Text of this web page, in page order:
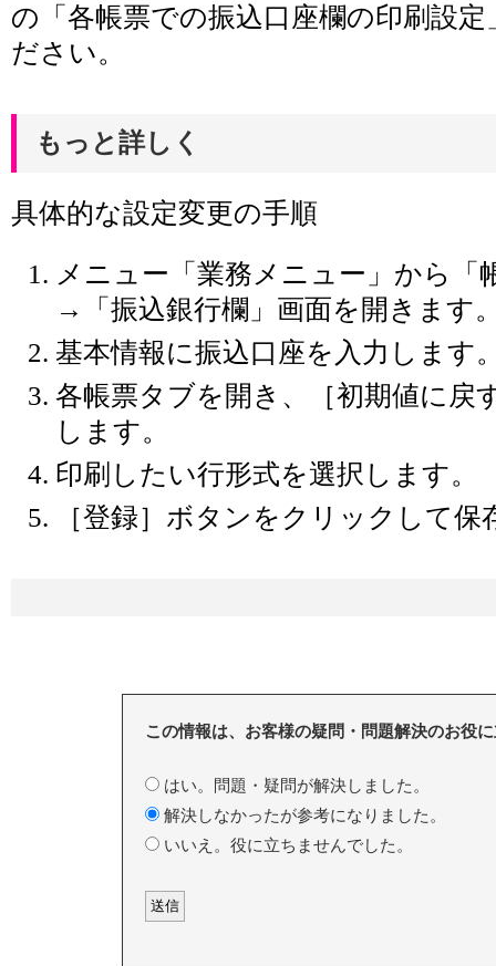
の「各帳票での振込口座欄の印刷設
ださい。
もっと詳しく
具体的な設定変更の手順
メニュー「業務メニュー」から「
→「振込銀行欄」画面を開きます
基本情報に振込口座を入力します
各帳票タブを開き、［初期値に戻
します。
印刷したい行形式を選択します。
［登録］ボタンをクリックして保
この情報は、お客様の疑問・問題解決のお役
はい。問題・疑問が解決しました。
解決しなかったが参考になりました。
いいえ。役に立ちませんでした。